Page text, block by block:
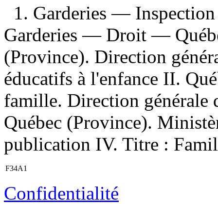
1. Garderies —
Garderies — Droit —
(Province). Direction
éducatifs à l'enfance II.
famille. Direction générale
Québec (Province).
publication IV. Titre :
F34A1
Confidentialité